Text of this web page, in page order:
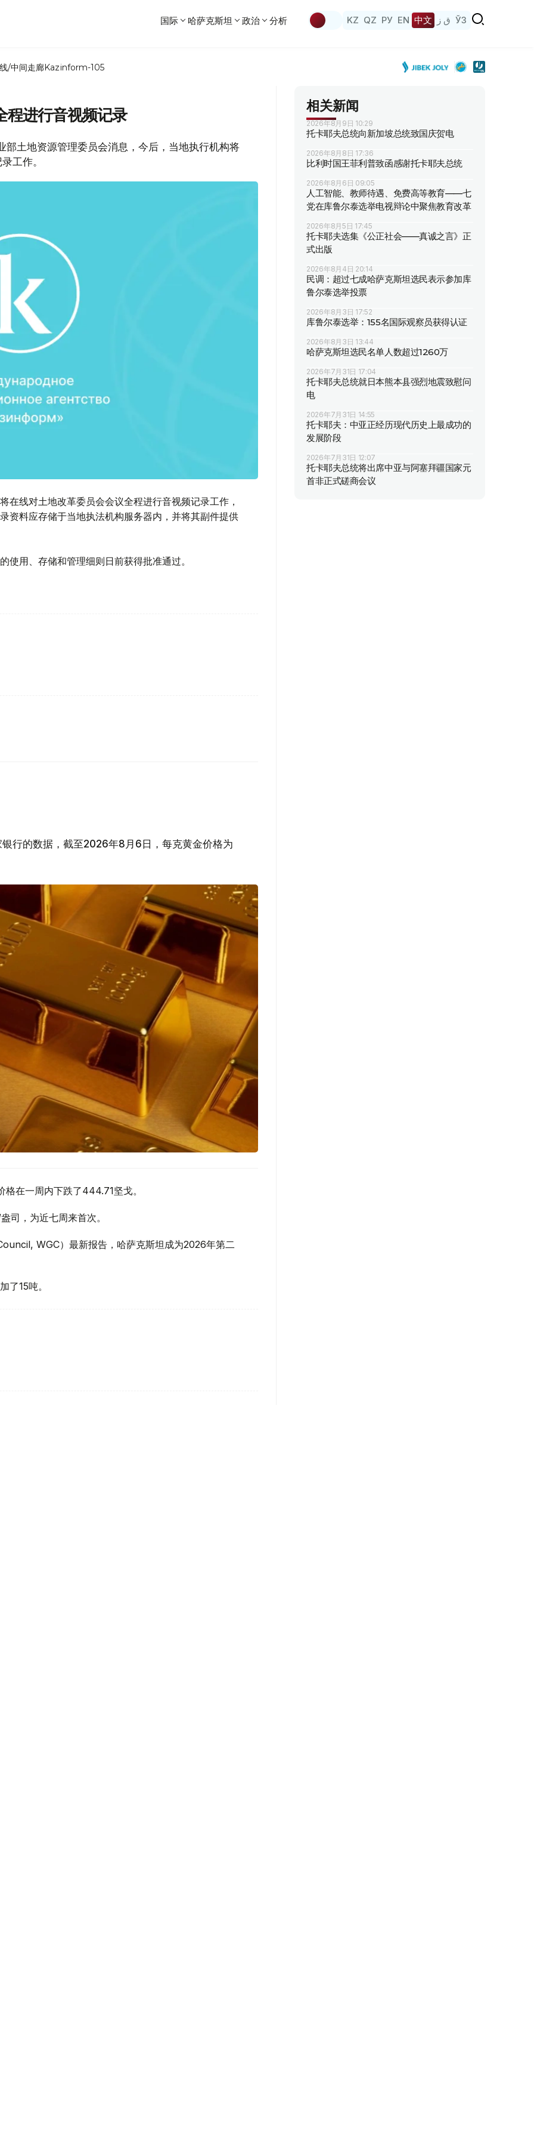
国际 哈萨克斯坦 政治 分析 KZ QZ РУ EN 中文 ق ز ЎЗ
/中间走廊Kazinform-105
程进行音视频记录
土地资源管理委员会消息，今后，当地执行机构将
工作。
在线对土地改革委员会会议全程进行音视频记录工作，
资料应存储于当地执法机构服务器内，并将其副件提供
使用、存储和管理细则日前获得批准通过。
银行的数据，截至2026年8月6日，每克黄金价格为
在一周内下跌了444.71坚戈。
司，为近七周来首次。
WGC）最新报告，哈萨克斯坦成为2026年第二
了15吨。
相关新闻
2026年8月9日 10:29
托卡耶夫总统向新加坡总统致国庆贺电
2026年8月8日 17:36
比利时国王菲利普致函感谢托卡耶夫总统
2026年8月6日 09:05
人工智能、教师待遇、免费高等教育——七
党在库鲁尔泰选举电视辩论中聚焦教育改革
2026年8月5日 17:45
托卡耶夫选集《公正社会——真诚之言》正
式出版
2026年8月4日 20:14
民调：超过七成哈萨克斯坦选民表示参加库
鲁尔泰选举投票
2026年8月3日 17:52
库鲁尔泰选举：155名国际观察员获得认证
2026年8月3日 13:44
哈萨克斯坦选民名单人数超过1260万
2026年7月31日 17:04
托卡耶夫总统就日本熊本县强烈地震致慰问
电
2026年7月31日 14:55
托卡耶夫：中亚正经历现代历史上最成功的
发展阶段
2026年7月31日 12:07
托卡耶夫总统将出席中亚与阿塞拜疆国家元
首非正式磋商会议